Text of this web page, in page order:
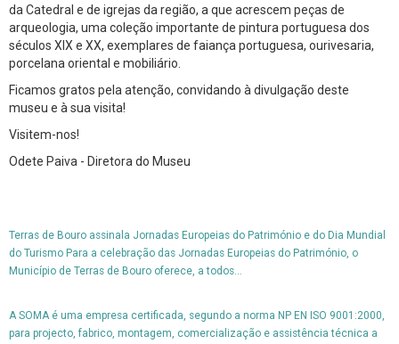
da Catedral e de igrejas da região, a que acrescem peças de
arqueologia, uma coleção importante de pintura portuguesa dos
séculos XIX e XX, exemplares de faiança portuguesa, ourivesaria,
porcelana oriental e mobiliário.
Ficamos gratos pela atenção, convidando à divulgação deste
museu e à sua visita!
Visitem-nos!
Odete Paiva - Diretora do Museu
Terras de Bouro assinala Jornadas Europeias do Património e do Dia Mundial
do Turismo Para a celebração das Jornadas Europeias do Património, o
Município de Terras de Bouro oferece, a todos...
A SOMA é uma empresa certificada, segundo a norma NP EN ISO 9001:2000,
para projecto, fabrico, montagem, comercialização e assistência técnica a